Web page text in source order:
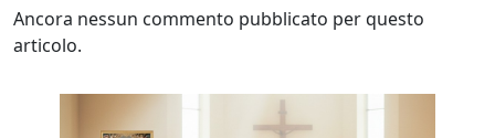
Ancora nessun commento pubblicato per questo
articolo.